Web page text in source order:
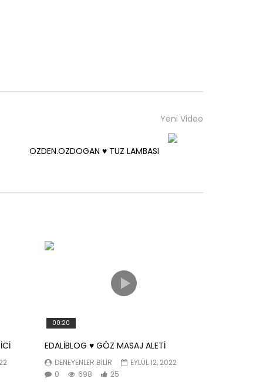
Yeni Video
OZDEN.OZDOGAN ♥️ TUZ LAMBASI
00:20
EDALİBLOG ♥️ GÖZ MASAJ ALETİ
DENEYENLER BILIR
EYLÜL 12, 2022
0
698 25